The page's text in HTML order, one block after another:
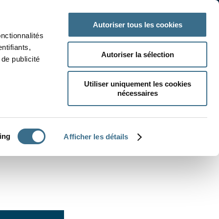
publicité
Afficher les détails
Autoriser tous les cookies
Autoriser la sélection
Utiliser uniquement les cookies
nécessaires